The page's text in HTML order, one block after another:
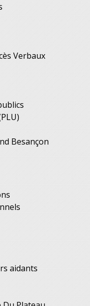
Verbaux
Besançon
aidants